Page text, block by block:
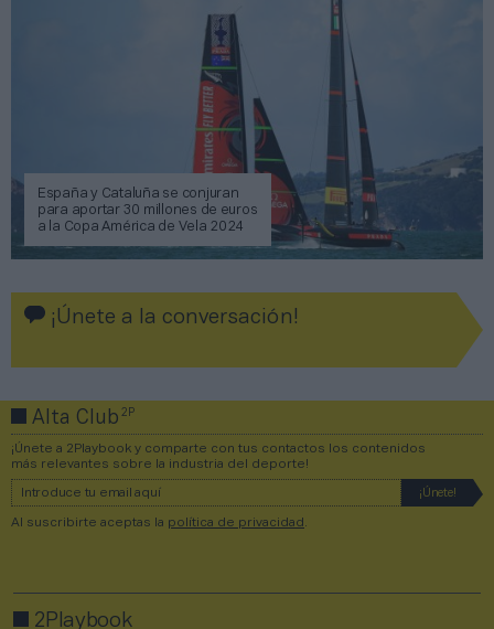
España y Cataluña se conjuran
para aportar 30 millones de euros
a la Copa América de Vela 2024
¡Únete a la conversación!
Alta Club2P
¡Únete a 2Playbook y comparte con tus contactos los contenidos
más relevantes sobre la industria del deporte!
Al suscribirte aceptas la política de privacidad
2Playbook